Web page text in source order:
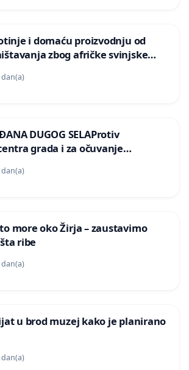
i domaću proizvodnju od
zbog afričke svinjske
DUGOG SELAProtiv
grada i za očuvanje
površina i odraslih stabala pri
urbanističkog plana
more oko Žirja – zaustavimo
ribe
u brod muzej kako je planirano